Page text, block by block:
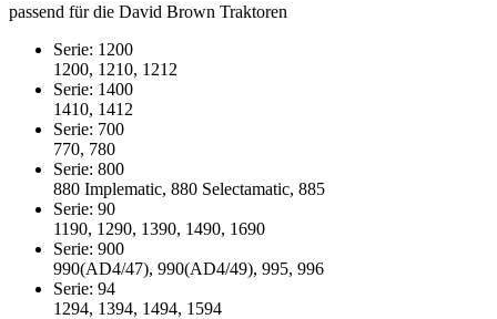
passend für die David Brown Traktoren
Serie: 1200
1200, 1210, 1212
Serie: 1400
1410, 1412
Serie: 700
770, 780
Serie: 800
880 Implematic, 880 Selectamatic, 885
Serie: 90
1190, 1290, 1390, 1490, 1690
Serie: 900
990(AD4/47), 990(AD4/49), 995, 996
Serie: 94
1294, 1394, 1494, 1594